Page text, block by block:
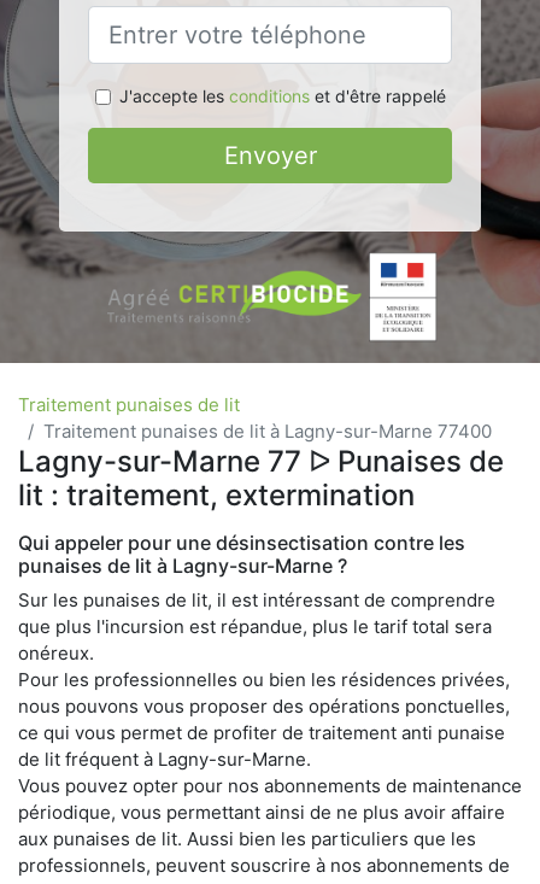
J'accepte les conditionset d'être rappelé
Envoyer
Traitement punaises de lit
Traitement punaises de lit à Lagny-sur-Marne 77400
Lagny-sur-Marne 77 ᐅ Punaises de
lit : traitement, extermination
Qui appeler pour une désinsectisation contre les
punaises de lit à Lagny-sur-Marne ?
Sur les punaises de lit, il est intéressant de comprendre
que plus l'incursion est répandue, plus le tarif total sera
onéreux.
Pour les professionnelles ou bien les résidences privées,
nous pouvons vous proposer des opérations ponctuelles,
ce qui vous permet de profiter de traitement anti punaise
de lit fréquent à Lagny-sur-Marne.
Vous pouvez opter pour nos abonnements de maintenance
périodique, vous permettant ainsi de ne plus avoir affaire
aux punaises de lit. Aussi bien les particuliers que les
professionnels, peuvent souscrire à nos abonnements de